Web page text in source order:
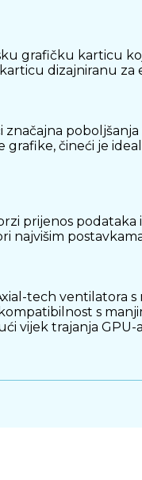
grafičku karticu
dizajniranu
značajna
čineći je
prijenos
najvišim
tech ventilatora
s
vijek trajanja GPU-